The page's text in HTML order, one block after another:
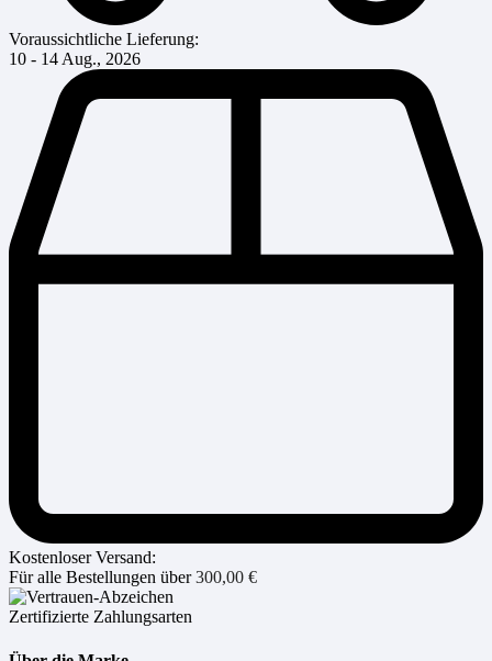
Voraussichtliche Lieferung:
10 - 14 Aug., 2026
Kostenloser Versand:
Für alle Bestellungen über300,00 €
Zertifizierte Zahlungsarten